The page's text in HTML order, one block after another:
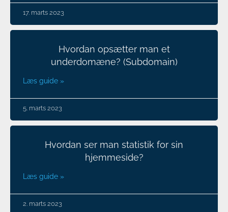
17. marts 2023
Hvordan opsætter man et
underdomæne? (Subdomain)
Læs guide »
5. marts 2023
Hvordan ser man statistik for sin
hjemmeside?
Læs guide »
2. marts 2023